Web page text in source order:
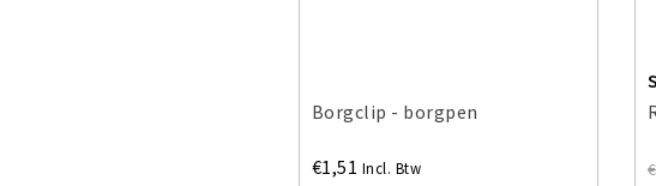
Borgclip - borgpen
€1,51 Incl. Btw